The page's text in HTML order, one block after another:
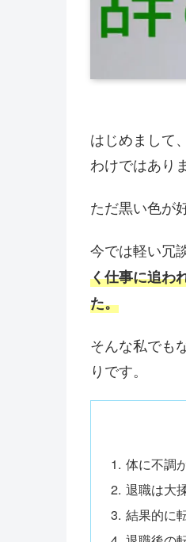
はじめまして
わけではあり
ただ黒い色が
今では軽い冗
く仕事に追わ
た。
そんな私でも
りです。
体に不調
退職は大
結果的に